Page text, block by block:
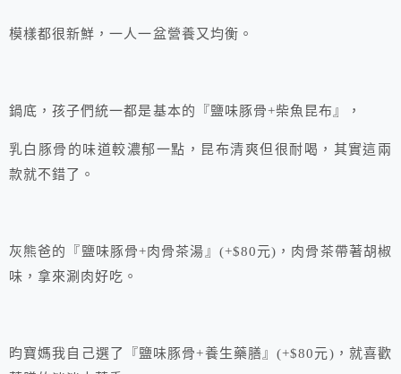
模樣都很新鮮，一人一盆營養又均衡。
鍋底，孩子們統一都是基本的『鹽味豚骨+柴魚昆布』，
乳白豚骨的味道較濃郁一點，昆布清爽但很耐喝，其實這兩
款就不錯了。
灰熊爸的『鹽味豚骨+肉骨茶湯』(+$80元)，肉骨茶帶著胡椒
味，拿來涮肉好吃。
昀寶媽我自己選了『鹽味豚骨+養生藥膳』(+$80元)，就喜歡